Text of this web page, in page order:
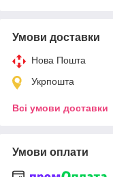
Умови доставки
Нова Пошта
Укрпошта
Всі умови доставки
Умови оплати